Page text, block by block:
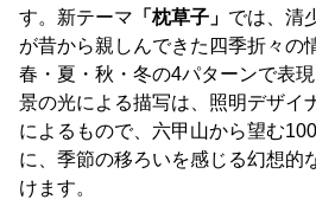
す。新テーマ 「枕草子」 では、清
が昔から親しんできた四季折々の
春・夏・秋・冬の4パターンで表
景の光による描写は、照明デザイ
によるもので、六甲山から望む
に、季節の移ろいを感じる幻想的
けます。